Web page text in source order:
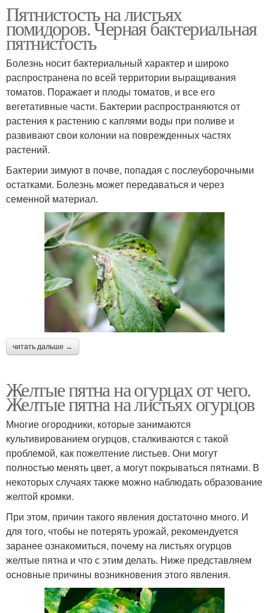
Пятнистость на листьях
помидоров. Черная бактериальная
пятнистость
Болезнь носит бактериальный характер и широко
распространена по всей территории выращивания
томатов. Поражает и плоды томатов, и все его
вегетативные части. Бактерии распространяются от
растения к растению с каплями воды при поливе и
развивают свои колонии на поврежденных частях
растений.
Бактерии зимуют в почве, попадая с послеуборочными
остатками. Болезнь может передаваться и через
семенной материал.
читать дальше →
Желтые пятна на огурцах от чего.
Желтые пятна на листьях огурцов
Многие огородники, которые занимаются
культивированием огурцов, сталкиваются с такой
проблемой, как пожелтение листьев. Они могут
полностью менять цвет, а могут покрываться пятнами. В
некоторых случаях также можно наблюдать образование
желтой кромки.
При этом, причин такого явления достаточно много. И
для того, чтобы не потерять урожай, рекомендуется
заранее ознакомиться, почему на листьях огурцов
желтые пятна и что с этим делать. Ниже представляем
основные причины возникновения этого явления.